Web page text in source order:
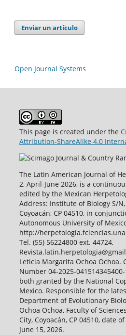
Enviar un artículo
Open Journal Systems
This page is created under the
Attribution-ShareAlike 4.0
The Latin American Journal of
2, April-June 2026, is a
edited by the Mexican
Address: Institute of Biology S/
Coyoacán, CP 04510, in
Autonomous University of
http://
Tel. (55) 56224800 ext. 44724,
Leticia Margarita Ochoa Ochoa.
Number 04-2025-
both granted by the National
Mexico. Responsible for the
Department of Evolutionary
Ochoa Ochoa, Faculty of
City, Coyoacán, CP 04510, date
June 15, 2026.